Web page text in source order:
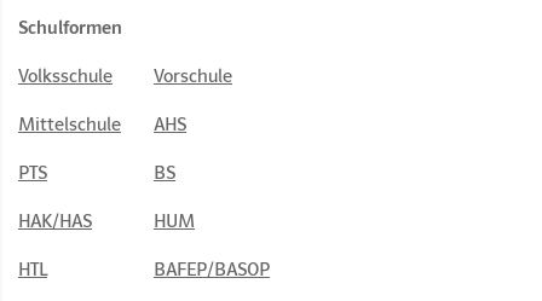
Schulformen
Volksschule Vorschule
Mittelschule AHS
PTS BS
HAK/HAS HUM
HTL BAFEP/BASOP